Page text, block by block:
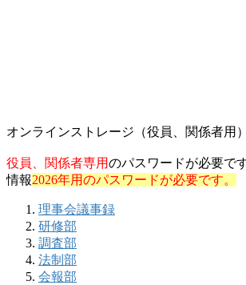
オンラインストレージ（役員、関係者用）
役員、関係者専用のパスワードが必要です
情報2026年用のパスワードが必要です。
理事会議事録
研修部
調査部
法制部
会報部